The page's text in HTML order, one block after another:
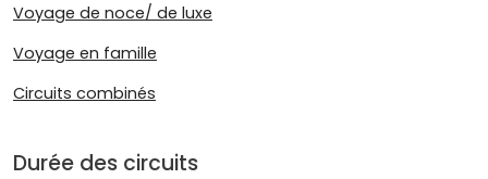
Voyage de noce/ de luxe
Voyage en famille
Circuits combinés
Durée des circuits